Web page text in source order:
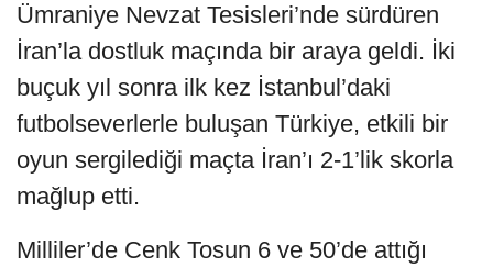
Ümraniye Nevzat Tesisleri’nde sürdüren
İran’la dostluk maçında bir araya geldi. İki
buçuk yıl sonra ilk kez İstanbul’daki
futbolseverlerle buluşan Türkiye, etkili bir
oyun sergilediği maçta İran’ı 2-1’lik skorla
mağlup etti.
Milliler’de Cenk Tosun 6 ve 50’de attığı